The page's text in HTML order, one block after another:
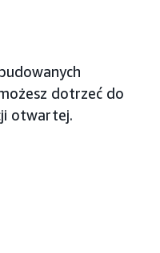
dotrzeć do
otwartej.